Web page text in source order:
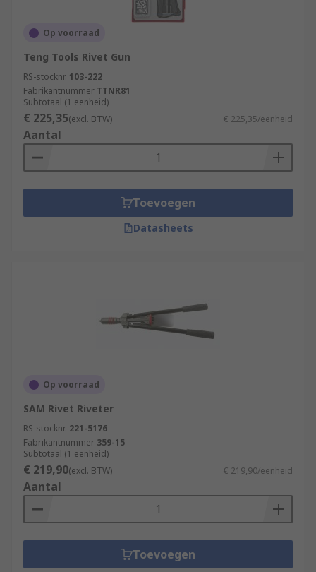
Op voorraad
Teng Tools Rivet Gun
RS-stocknr. 103-222
Fabrikantnummer TTNR81
Subtotaal (1 eenheid)
€ 225,35(excl. BTW) € 225,35/eenheid
Aantal
Toevoegen
Datasheets
Op voorraad
SAM Rivet Riveter
RS-stocknr. 221-5176
Fabrikantnummer 359-15
Subtotaal (1 eenheid)
€ 219,90(excl. BTW) € 219,90/eenheid
Aantal
Toevoegen